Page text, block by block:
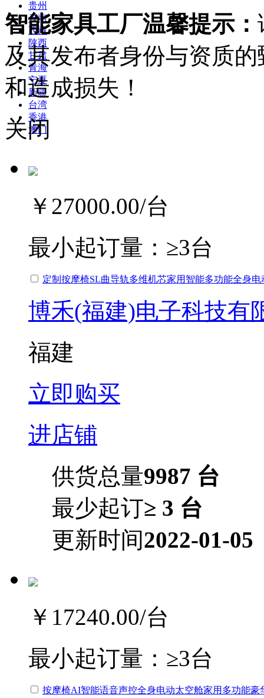
贵州
云南
西藏
陕西
甘肃
青海
宁夏
新疆
台湾
香港
澳门
智能家具工厂温馨提示：
及其发布者身份与资质
和造成损失！
关闭
￥27000.00/台
最小起订量： ≥3台
定制按摩椅SL曲导轨多维机芯家用智能多功能全身
博禾(福建)电子科技有
福建
立即购买
进店铺
供货总量9987 台
最少起订≥ 3 台
更新时间2022-01-05
￥17240.00/台
最小起订量： ≥3台
按摩椅AI智能语音声控全身电动太空舱家用多功能豪